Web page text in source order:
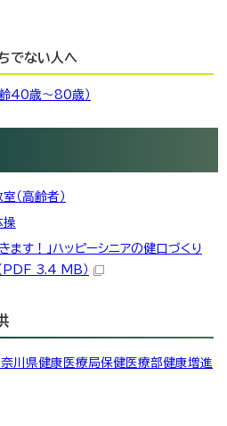
でない人へ
40歳～80歳）
（高齢者）
操
ます！」ハッピーシニアの健口づくり
（PDF 3.4 MB）
奈川県健康医療局保健医療部健康増進